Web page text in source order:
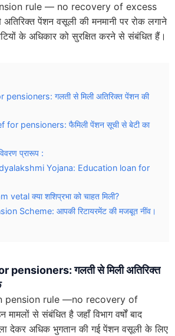
rule — no recovery of excess
पेंशन वसूली की मनमानी पर रोक लगाने
के अधिकार को सुरक्षित करने से संबंधित हैं।
गलती से मिली अतिरिक्त पेंशन की
for pensioners: फैमिली पेंशन सूची से बेटी का
प्रारूप :
Yojana: Education loan for
क्या शशिप्रभा को चाहत मिली?
Scheme: आपकी रिटायरमेंट की मजबूत नींव।
pensioners: गलती से मिली अतिरिक्त
pension rule —no recovery of
से संबंधित है जहाँ विभाग वर्षों बाद
देकर अधिक भुगतान की गई पेंशन वसूली के लिए